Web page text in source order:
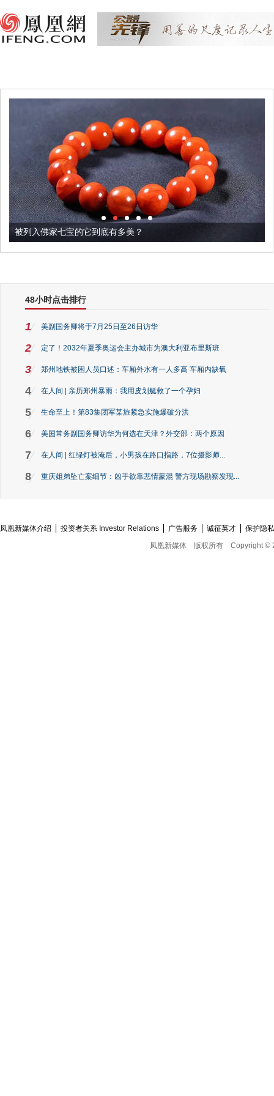
被列入佛家七宝的它到底有多美？
48小时点击排行
1 美副国务卿将于7月25日至26日访华
2 定了！2032年夏季奥运会主办城市为澳大利亚布里斯班
3 郑州地铁被困人员口述：车厢外水有一人多高 车厢内缺氧
4 在人间 | 亲历郑州暴雨：我用皮划艇救了一个孕妇
5 生命至上！第83集团军某旅紧急实施爆破分洪
6 美国常务副国务卿访华为何选在天津？外交部：两个原因
7 在人间 | 红绿灯被淹后，小男孩在路口指路，7位摄影师...
8 重庆姐弟坠亡案细节：凶手欲靠悲情蒙混 警方现场勘察发现...
凤凰新媒体介绍 投资者关系 Investor Relations 广告服务 诚征英才
保护隐
凤凰新媒体
版权所有 Copyright ©